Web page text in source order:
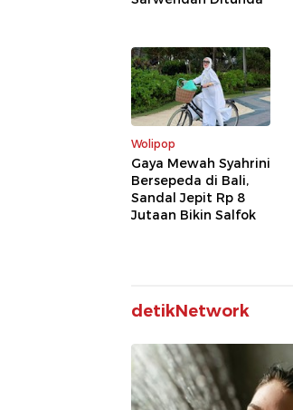
Wolipop
Gaya Mewah Syahrini
Bersepeda di Bali,
Sandal Jepit Rp 8
Jutaan Bikin Salfok
detikNetwork